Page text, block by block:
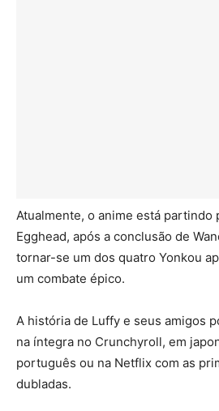
Atualmente, o anime está partindo
Egghead, após a conclusão de
tornar-se um dos quatro Yonkou
um combate épico.
A história de Luffy e seus amigos
na íntegra no Crunchyroll, em
português ou na Netflix com as
dubladas.